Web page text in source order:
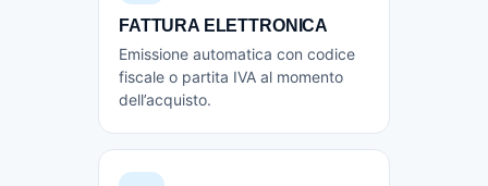
FATTURA ELETTRONICA
Emissione automatica con codice
fiscale o partita IVA al momento
dell’acquisto.